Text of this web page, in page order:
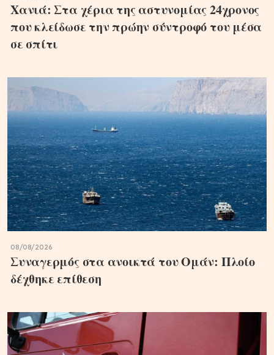
Χανιά: Στα χέρια της αστυνομίας 24χρονος
που κλείδωσε την πρώην σύντροφό του μέσα
σε σπίτι
08/08/2026
Συναγερμός στα ανοικτά του Ομάν: Πλοίο
δέχθηκε επίθεση